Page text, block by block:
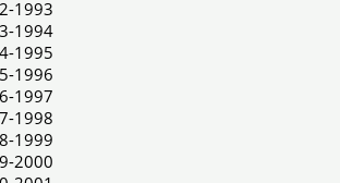
1993
1994
1995
1996
1997
1998
1999
2000